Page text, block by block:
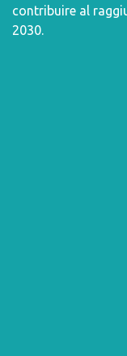
contribuire al
2030.